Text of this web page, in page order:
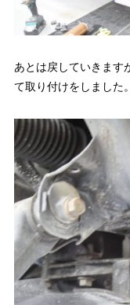
あとは戻していきます
て取り付けをしました。